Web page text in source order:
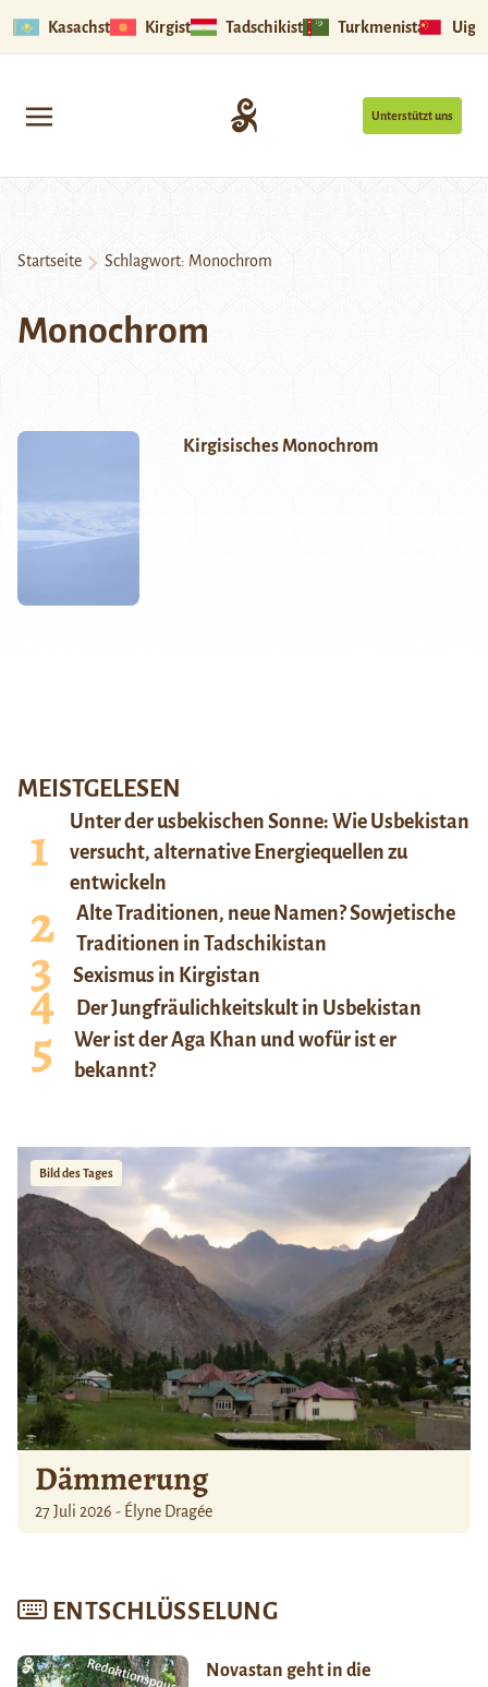
Kasachstan Kirgistan Tadschikistan Turkmenistan
Unterstützt uns
Startseite Schlagwort: Monochrom
Monochrom
Kirgisisches Monochrom
MEISTGELESEN
Unter der usbekischen Sonne: Wie Usbekistan
versucht, alternative Energiequellen zu
entwickeln
Alte Traditionen, neue Namen? Sowjetische
Traditionen in Tadschikistan
Sexismus in Kirgistan
Der Jungfräulichkeitskult in Usbekistan
Wer ist der Aga Khan und wofür ist er
bekannt?
Bild des Tages
Dämmerung
27 Juli 2026 - Élyne Dragée
ENTSCHLÜSSELUNG
Novastan geht in die